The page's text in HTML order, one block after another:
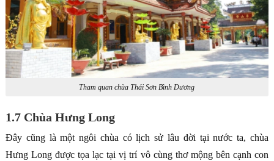
Tham quan chùa Thái Sơn Bình Dương
1.7 Chùa Hưng Long
Đây cũng là một ngôi chùa có lịch sử lâu đời tại nước ta, chùa
Hưng Long được tọa lạc tại vị trí vô cùng thơ mộng bên cạnh con